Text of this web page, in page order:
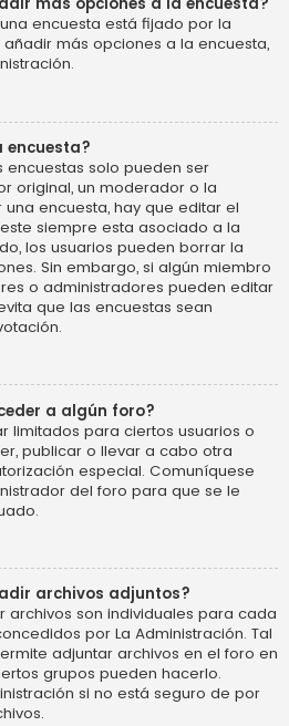
encuesta está fijado por la
más opciones a la encuesta,
encuesta?
encuestas solo pueden ser
original, un moderador o la
encuesta, hay que editar el
siempre esta asociado a la
los usuarios pueden borrar la
Sin embargo, si algún miembro
o administradores pueden editar
que las encuestas sean
a algún foro?
limitados para ciertos usuarios o
publicar o llevar a cabo otra
especial. Comuníquese
del foro para que se le
archivos adjuntos?
archivos son individuales para cada
por La Administración. Tal
adjuntar archivos en el foro en
grupos pueden hacerlo.
si no está seguro de por